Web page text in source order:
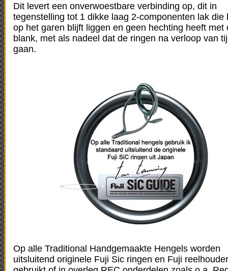
Dit levert een onverwoestbare verbinding op, dit in
tegenstelling tot 1 dikke laag 2-componenten lak die
op het garen blijft liggen en geen hechting heeft met
blank, met als nadeel dat de ringen na verloop van
gaan.
Op alle Traditional Handgemaakte Hengels worden
uitsluitend originele Fuji Sic ringen en Fuji